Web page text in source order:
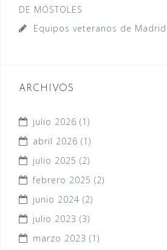
DE MÓSTOLES
Equipos veteranos de Madrid
ARCHIVOS
julio 2026 (1)
abril 2026 (1)
julio 2025 (2)
febrero 2025 (2)
junio 2024 (2)
julio 2023 (3)
marzo 2023 (1)